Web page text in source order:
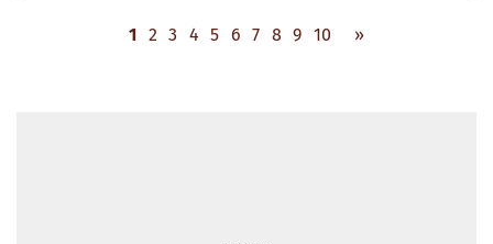
1 2 3 4 5 6 7 8 9 10 »